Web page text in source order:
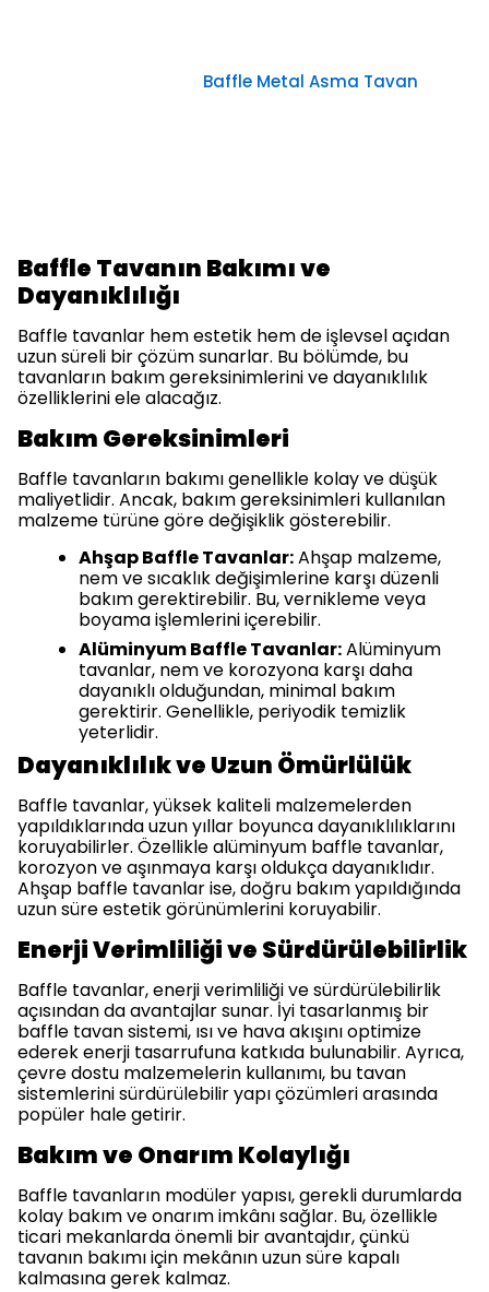
Baffle Metal Asma Tavan
Baffle Tavanın Bakımı ve
Dayanıklılığı
Baffle tavanlar hem estetik hem de işlevsel açıdan
uzun süreli bir çözüm sunarlar. Bu bölümde, bu
tavanların bakım gereksinimlerini ve dayanıklılık
özelliklerini ele alacağız.
Bakım Gereksinimleri
Baffle tavanların bakımı genellikle kolay ve düşük
maliyetlidir. Ancak, bakım gereksinimleri kullanılan
malzeme türüne göre değişiklik gösterebilir.
Ahşap Baffle Tavanlar:Ahşap malzeme,
nem ve sıcaklık değişimlerine karşı düzenli
bakım gerektirebilir. Bu, vernikleme veya
boyama işlemlerini içerebilir.
Alüminyum Baffle Tavanlar:Alüminyum
tavanlar, nem ve korozyona karşı daha
dayanıklı olduğundan, minimal bakım
gerektirir. Genellikle, periyodik temizlik
yeterlidir.
Dayanıklılık ve Uzun Ömürlülük
Baffle tavanlar, yüksek kaliteli malzemelerden
yapıldıklarında uzun yıllar boyunca dayanıklılıklarını
koruyabilirler. Özellikle alüminyum baffle tavanlar,
korozyon ve aşınmaya karşı oldukça dayanıklıdır.
Ahşap baffle tavanlar ise, doğru bakım yapıldığında
uzun süre estetik görünümlerini koruyabilir.
Enerji Verimliliği ve Sürdürülebilirlik
Baffle tavanlar, enerji verimliliği ve sürdürülebilirlik
açısından da avantajlar sunar. İyi tasarlanmış bir
baffle tavan sistemi, ısı ve hava akışını optimize
ederek enerji tasarrufuna katkıda bulunabilir. Ayrıca,
çevre dostu malzemelerin kullanımı, bu tavan
sistemlerini sürdürülebilir yapı çözümleri arasında
popüler hale getirir.
Bakım ve Onarım Kolaylığı
Baffle tavanların modüler yapısı, gerekli durumlarda
kolay bakım ve onarım imkânı sağlar. Bu, özellikle
ticari mekanlarda önemli bir avantajdır, çünkü
tavanın bakımı için mekânın uzun süre kapalı
kalmasına gerek kalmaz.